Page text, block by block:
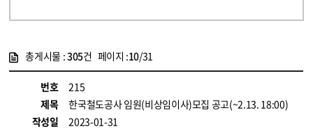
총게시물 :305건 페이지 :10/31
번호
215
제목
한국철도공사 임원(비상임이사)모집 공고(~2.13. 18:00)
작성일
2023-01-31